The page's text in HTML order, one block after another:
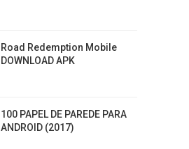
Road Redemption Mobile
DOWNLOAD APK
100 PAPEL DE PAREDE PARA
ANDROID (2017)